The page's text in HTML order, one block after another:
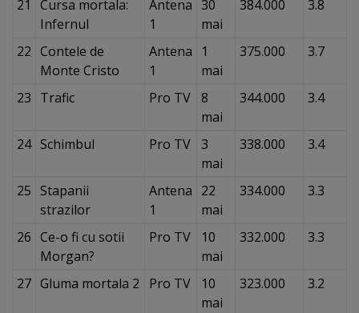
21
Cursa mortala:
Infernul
Antena
1
30
mai
384.000 3.8
22 Contele de
Monte Cristo
Antena
1
1
mai
375.000 3.7
23 Trafic Pro TV
8
mai
344.000 3.4
24 Schimbul Pro TV
3
mai
338.000 3.4
25 Stapanii
strazilor
Antena
1
22
mai
334.000 3.3
26 Ce-o fi cu sotii
Morgan?
Pro TV
10
mai
332.000 3.3
27 Gluma mortala 2 Pro TV
10
mai
323.000 3.2